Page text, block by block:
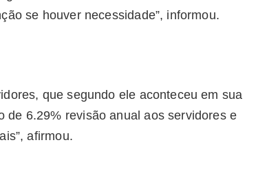
se houver necessidade”, informou.
que segundo ele aconteceu em sua
de 6.29% revisão anual aos servidores e
afirmou.